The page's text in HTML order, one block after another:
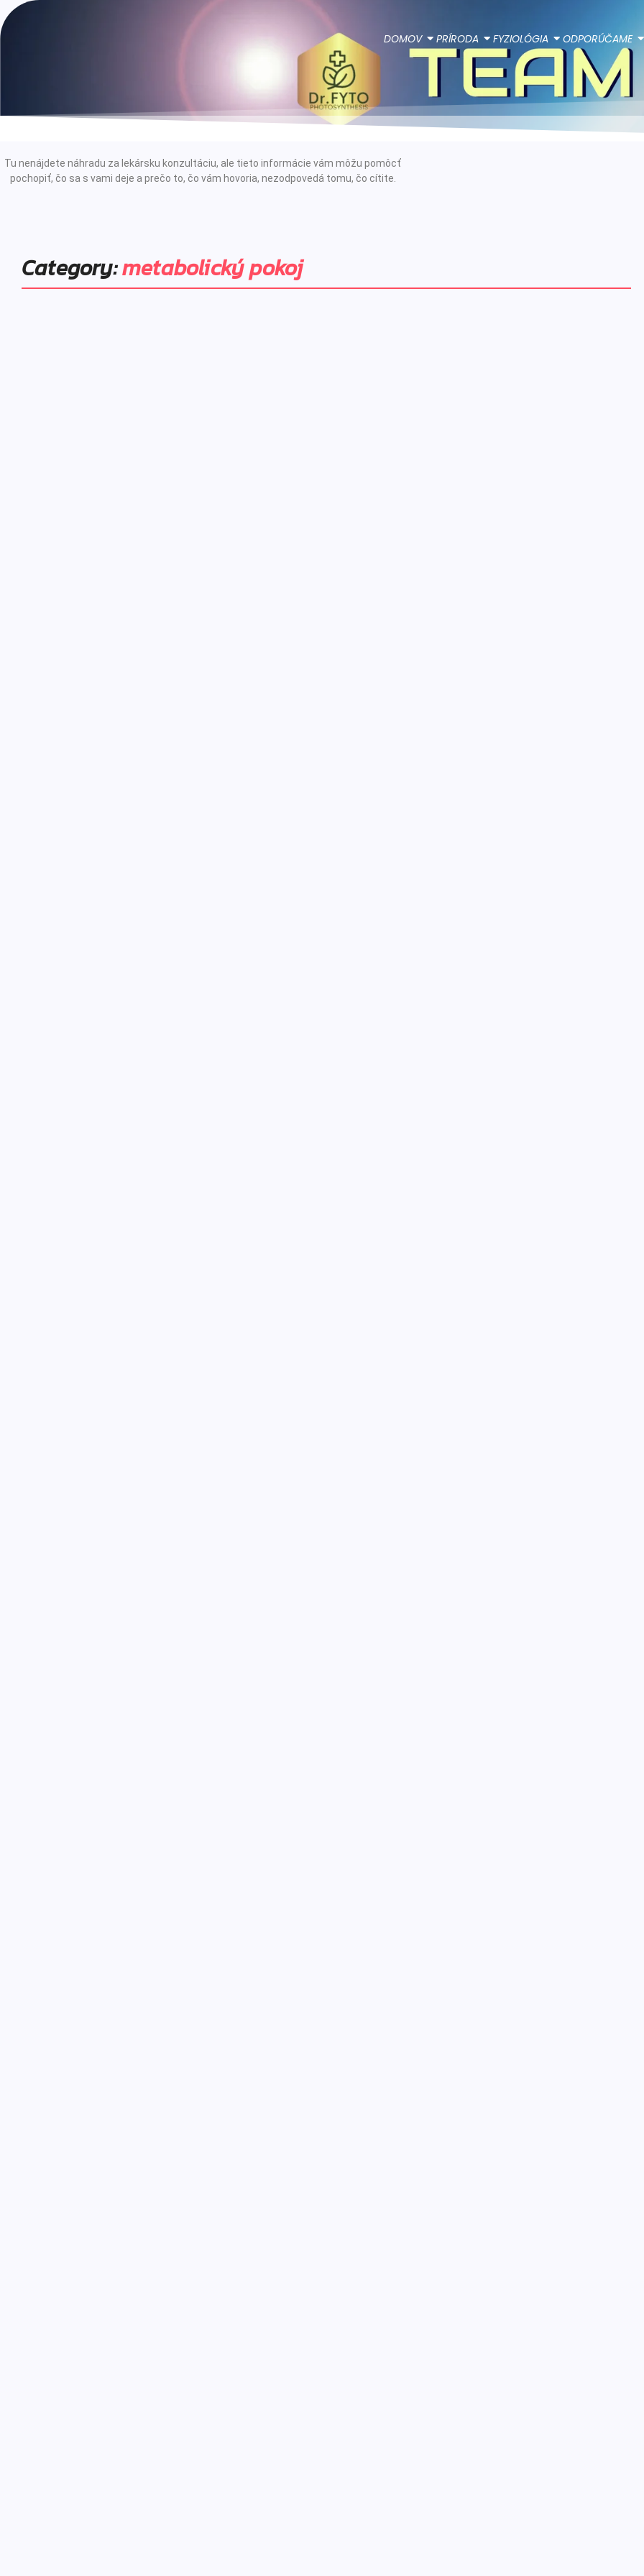
DOMOV PRÍRODA FYZIOLÓGIA ODPORÚČAME
Tu nenájdete náhradu za lekársku konzultáciu, ale tieto informácie vám môžu pomôcť
pochopiť, čo sa s vami deje a prečo to, čo vám hovoria, nezodpovedá tomu, čo cítite.
Category:metabolický pokoj